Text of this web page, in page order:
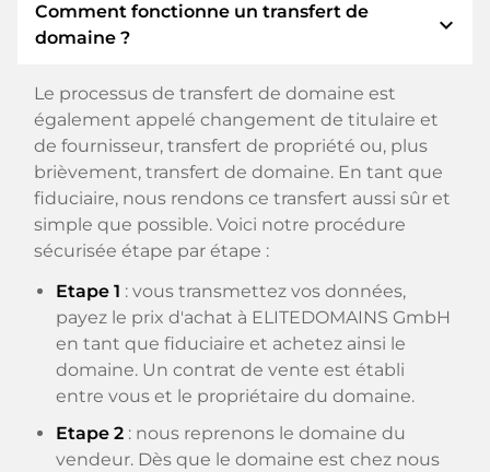
Comment fonctionne un transfert de
domaine ?
expand_more
Le processus de transfert de domaine est
également appelé changement de titulaire et
de fournisseur, transfert de propriété ou, plus
brièvement, transfert de domaine. En tant que
fiduciaire, nous rendons ce transfert aussi sûr et
simple que possible. Voici notre procédure
sécurisée étape par étape :
Etape 1 : vous transmettez vos données,
payez le prix d'achat à ELITEDOMAINS GmbH
en tant que fiduciaire et achetez ainsi le
domaine. Un contrat de vente est établi
entre vous et le propriétaire du domaine.
Etape 2 : nous reprenons le domaine du
vendeur. Dès que le domaine est chez nous